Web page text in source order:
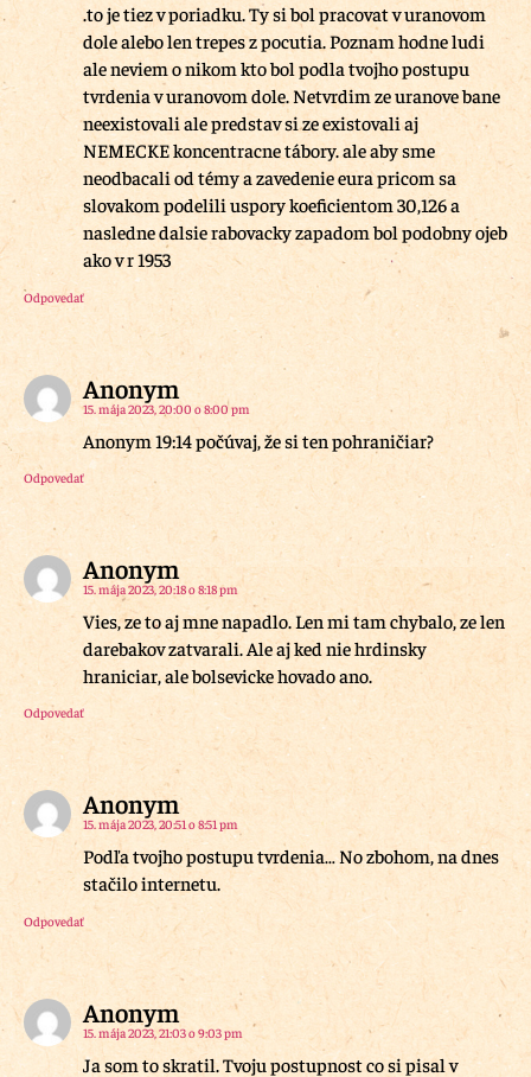
.to je tiez v poriadku. Ty si bol pracovat v uranovom
dole alebo len trepes z pocutia. Poznam hodne ludi
ale neviem o nikom kto bol podla tvojho postupu
tvrdenia v uranovom dole. Netvrdim ze uranove bane
neexistovali ale predstav si ze existovali aj
NEMECKE koncentracne tábory. ale aby sme
neodbacali od témy a zavedenie eura pricom sa
slovakom podelili uspory koeficientom 30,126 a
nasledne dalsie rabovacky zapadom bol podobny ojeb
ako v r 1953
Odpovedať
Anonym
15. mája 2023, 20:00 o 8:00 pm
Anonym 19:14 počúvaj, že si ten pohraničiar?
Odpovedať
Anonym
15. mája 2023, 20:18 o 8:18 pm
Vies, ze to aj mne napadlo. Len mi tam chybalo, ze len
darebakov zatvarali. Ale aj ked nie hrdinsky
hraniciar, ale bolsevicke hovado ano.
Odpovedať
Anonym
15. mája 2023, 20:51 o 8:51 pm
Podľa tvojho postupu tvrdenia… No zbohom, na dnes
stačilo internetu.
Odpovedať
Anonym
15. mája 2023, 21:03 o 9:03 pm
Ja som to skratil. Tvoju postupnost co si pisal v